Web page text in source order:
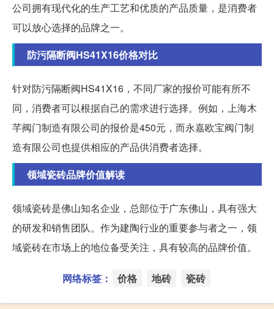
公司拥有现代化的生产工艺和优质的产品质量，是消费者
可以放心选择的品牌之一。
防污隔断阀HS41X16价格对比
针对防污隔断阀HS41X16，不同厂家的报价可能有所不
同，消费者可以根据自己的需求进行选择。例如，上海木
芊阀门制造有限公司的报价是450元，而永嘉欧宝阀门制
造有限公司也提供相应的产品供消费者选择。
领域瓷砖品牌价值解读
领域瓷砖是佛山知名企业，总部位于广东佛山，具有强大
的研发和销售团队。作为建陶行业的重要参与者之一，领
域瓷砖在市场上的地位备受关注，具有较高的品牌价值。
网络标签： 价格 地砖 瓷砖